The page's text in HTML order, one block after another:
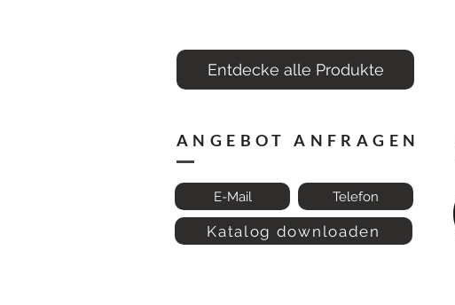
Entdecke alle Produkte
ANGEBOT ANFRAGEN
E-Mail Telefon
Katalog downloaden